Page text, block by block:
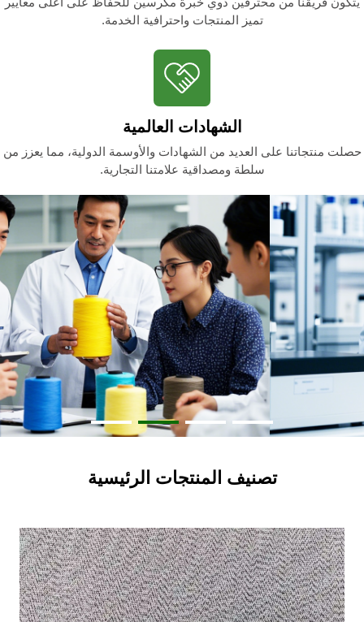
تميز المنتجات واحترافية الخدمة.
الشهادات العالمية
حصلت منتجاتنا على العديد من الشهادات والأوسمة الدولية، مما يعزز من
سلطة ومصداقية علامتنا التجارية.
تصنيف المنتجات الرئيسية